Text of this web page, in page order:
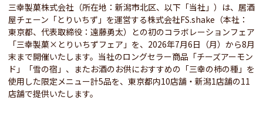
三幸製菓株式会社（所在地：新潟市北区、以下「当社」）は、居酒
屋チェーン「とりいちず」を運営する株式会社FS.shake（本社：
東京都、代表取締役：遠藤勇太）との初のコラボレーションフェア
「三幸製菓×とりいちずフェア」を、2026年7月6日（月）から8月
末まで開催いたします。当社のロングセラー商品「チーズアーモン
ド」「雪の宿」、またお酒のお供におすすめの「三幸の柿の種」を
使用した限定メニュー計5品を、東京都内10店舗・新潟1店舗の11
店舗で提供いたします。